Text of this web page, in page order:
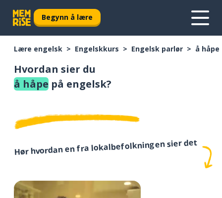
Begynn å lære
Lære engelsk Engelskkurs Engelsk parlør å håpe
Hvordan sier du
å håpe på engelsk?
Hør hvordan en fra lokalbefolkningen sier det